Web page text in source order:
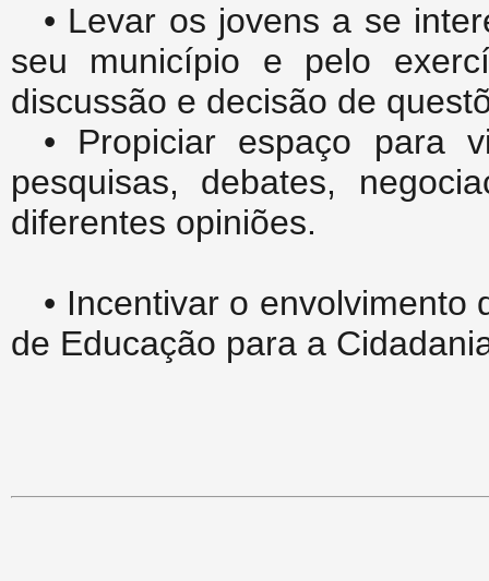
• Levar os jovens a se
seu município e pelo
discussão e decisão de
• Propiciar espaço para
pesquisas, debates,
diferentes opiniões.
• Incentivar o
de Educação para a